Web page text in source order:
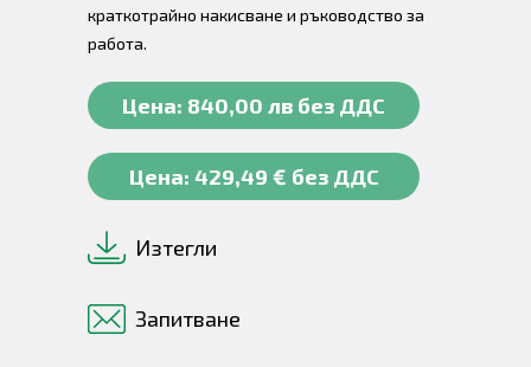
краткотрайно накисване и ръководство за
работа.
Цена: 840,00 лв без ДДС
Цена: 429,49 € без ДДС
Изтегли
Запитване